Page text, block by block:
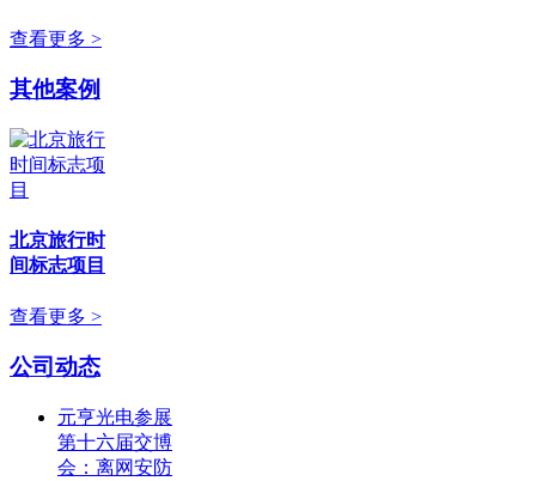
查看更多 >
其他案例
北京旅行时
间标志项目
查看更多 >
公司动态
元亨光电参展
第十六届交博
会：离网安防